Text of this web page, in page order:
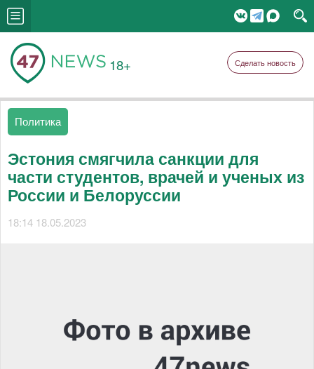
18+ Сделать новость
Политика
Эстония смягчила санкции для
части студентов, врачей и ученых из
России и Белоруссии
18:14 18.05.2023